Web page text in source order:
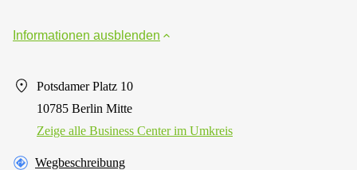
Informationen ausblenden
Potsdamer Platz 10
10785 Berlin Mitte
Zeige alle Business Center im Umkreis
Wegbeschreibung